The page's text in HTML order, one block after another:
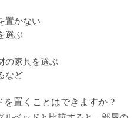
置かない
選ぶ
の家具を選ぶ
など
置くことはできますか？